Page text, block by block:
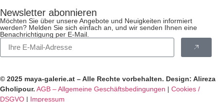
Newsletter abonnieren
Möchten Sie über unsere Angebote und Neuigkeiten informiert
werden? Melden Sie sich einfach an, und wir senden Ihnen eine
Benachrichtigung per E-Mail.
© 2025 maya-galerie.at – Alle Rechte vorbehalten. Design: Alireza
Gholipour. AGB – Allgemeine Geschäftsbedingungen | Cookies /
DSGVO | Impressum